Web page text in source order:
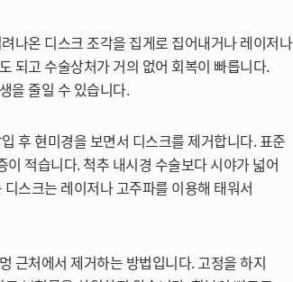
나온 디스크 조각을 집게로 집어내거나 레이저나
되고 수술상처가 거의 없어 회복이 빠릅니다.
을 줄일 수 있습니다.
후 현미경을 보면서 디스크를 제거합니다. 표준
적습니다. 척추 내시경 수술보다 시야가 넓어
스크는 레이저나 고주파를 이용해 태워서
근처에서 제거하는 방법입니다. 고정을 하지